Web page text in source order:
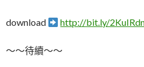
download http://bit.ly/
～～待續～～